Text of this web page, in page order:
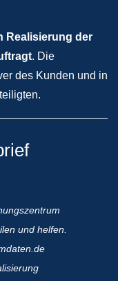
Realisierung der
. Die
des Kunden und in
und helfen.